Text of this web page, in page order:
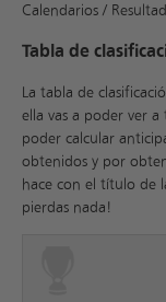
Calendarios /
Tabla de
La tabla de
ella vas a poder ver
poder calcular
obtenidos y por
hace con el título de
pierdas nada!